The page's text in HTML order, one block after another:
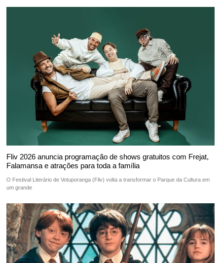
Fliv 2026 anuncia programação de shows gratuitos com Frejat,
Falamansa e atrações para toda a família
O Festival Literário de Votuporanga (Fliv) volta a transformar o Parque da Cultura em
um grande